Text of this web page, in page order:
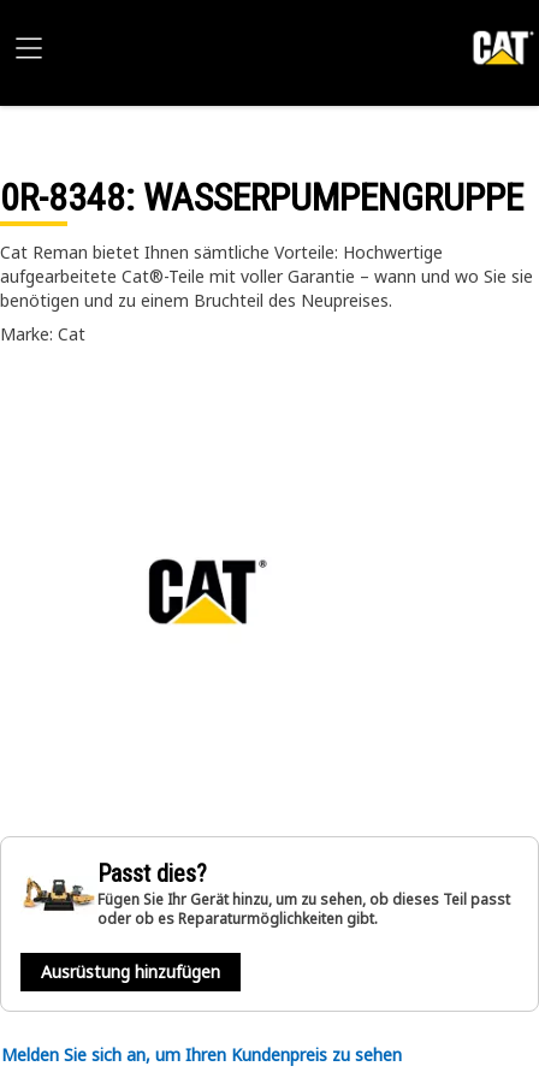
0R-8348: WASSERPUMPENGRUPPE
Cat Reman bietet Ihnen sämtliche Vorteile: Hochwertige
aufgearbeitete Cat®-Teile mit voller Garantie – wann und wo Sie sie
benötigen und zu einem Bruchteil des Neupreises.
Marke: Cat
Passt dies?
Fügen Sie Ihr Gerät hinzu, um zu sehen, ob dieses Teil passt
oder ob es Reparaturmöglichkeiten gibt.
Ausrüstung hinzufügen
Melden Sie sich an, um Ihren Kundenpreis zu sehen